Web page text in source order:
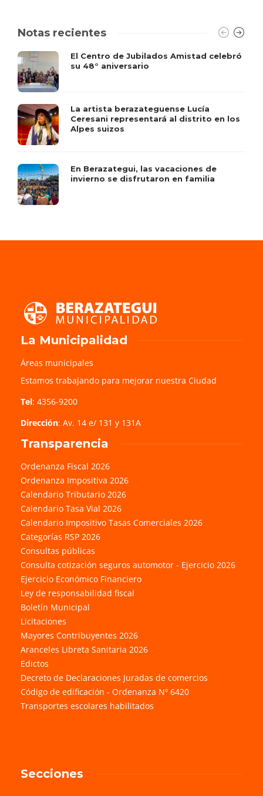
Notas recientes
El Centro de Jubilados Amistad celebró
su 48° aniversario
La artista berazateguense Lucía
Ceresani representará al distrito en los
Alpes suizos
En Berazategui, las vacaciones de
invierno se disfrutaron en familia
La Municipalidad
Áreas municipales
Estamos trabajando para mejorar nuestra Ciudad
Tel: 4356-9200
Dirección: Av. 14 e/ 131 y 131A
Transparencia
Ordenanza Fiscal 2026
Ordenanza Impositiva 2026
Calendario Tributario 2026
Calendario Tasa Vial 2026
Calendario Impositivo Tasas Comerciales 2026
Categorías RSP 2026
Consultas públicas
Consulta cotización seguros automotor - Ejercicio 2026
Ejercicio Económico Financiero
Ley de responsabilidad fiscal
Boletín Municipal
Licitaciones
Mayores Contribuyentes 2026
Aranceles Libreta Sanitaria 2026
Edictos
Decreto de Declaraciones Juradas de comercios
Código de edificación - Ordenanza Nº 6420
Transportes escolares habilitados
Secciones